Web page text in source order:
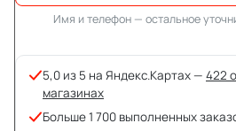
Имя и телефон — остальное
5,0 из 5 на Яндекс.Картах — 422
магазинах
Больше 1 700 выполненных